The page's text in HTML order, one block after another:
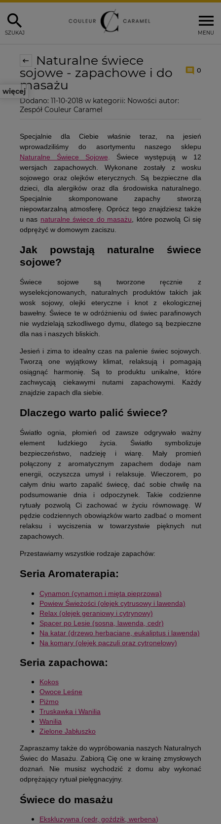
MENU
SZUKAJ
więcej
Naturalne świece
sojowe - zapachowe i do
masażu
0
Dodano: 11-10-2018 w kategorii: Nowości autor:
Zespół Couleur Caramel
Specjalnie dla Ciebie właśnie teraz, na jesień
wprowadziliśmy do asortymentu naszego sklepu
Naturalne Świece Sojowe
Świece występują w 12
wersjach zapachowych. Wykonane zostały z wosku
sojowego oraz olejków eterycznych. Są bezpieczne dla
dzieci, dla alergików oraz dla środowiska naturalnego.
Specjalnie skomponowane zapachy stworzą
niepowtarzalną atmosferę. Oprócz tego znajdziesz także
u nas naturalne świece do masażu , które pozwolą Ci się
odprężyć w domowym zaciszu.
Jak powstają naturalne świece
sojowe?
Świece sojowe są tworzone ręcznie z
wyselekcjonowanych, naturalnych produktów takich jak
wosk sojowy, olejki eteryczne i knot z ekologicznej
bawełny. Świece te w odróżnieniu od świec parafinowych
nie wydzielają szkodliwego dymu, dlatego są bezpieczne
dla nas i naszych bliskich.
Jesień i zima to idealny czas na palenie świec sojowych.
Tworzą one wyjątkowy klimat, relaksują i pomagają
osiągnąć harmonię. Są to produktu unikalne, które
zachwycają ciekawymi nutami zapachowymi. Każdy
znajdzie zapach dla siebie.
Dlaczego warto palić świece?
Światło ognia, płomień od zawsze odgrywało ważny
element ludzkiego życia. Światło symbolizuje
bezpieczeństwo, nadzieję i wiarę. Mały promień
połączony z aromatycznym zapachem dodaje nam
energii, oczyszcza umysł i relaksuje. Wieczorem, po
całym dniu warto zapalić świecę, dać sobie chwilę na
podsumowanie dnia i odpoczynek. Takie codzienne
rytuały pozwolą Ci zachować w życiu równowagę. W
pędzie codziennych obowiązków warto zadbać o moment
relaksu i wyciszenia w towarzystwie pięknych nut
zapachowych.
Przestawiamy wszystkie rodzaje zapachów:
Seria Aromaterapia:
Cynamon (cynamon i mięta pieprzowa)
Powiew Świeżości (olejek cytrusowy i lawenda)
Relax (olejek geraniowy i cytrynowy)
Spacer po Lesie (sosna, lawenda, cedr)
Na katar (drzewo herbaciane, eukaliptus i lawenda)
Na komary (olejek paczuli oraz cytronelowy)
Seria zapachowa:
Kokos
Owoce Leśne
Piżmo
Truskawka i Wanilia
Wanilia
Zielone Jabłuszko
Zapraszamy także do wypróbowania naszych Naturalnych
Świec do Masażu. Zabiorą Cię one w krainę zmysłowych
doznań. Nie musisz wychodzić z domu aby wykonać
odprężający rytuał pielęgnacyjny.
Świece do masażu
Ekskluzywna (cedr, goździk, werbena)